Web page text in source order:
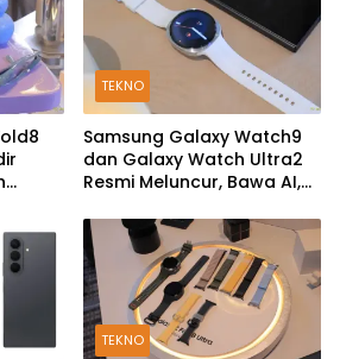
TEKNO
Samsung Galaxy Watch9
dan Galaxy Watch Ultra2
Resmi Meluncur, Bawa AI,
dan Fitur Kesehatan Baru
TEKNO